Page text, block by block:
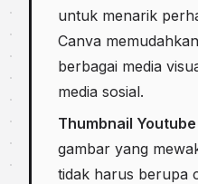
untuk menarik
Canva
berbagai media
media sosial.
Thumbnail Youtube
gambar yang
tidak harus berupa